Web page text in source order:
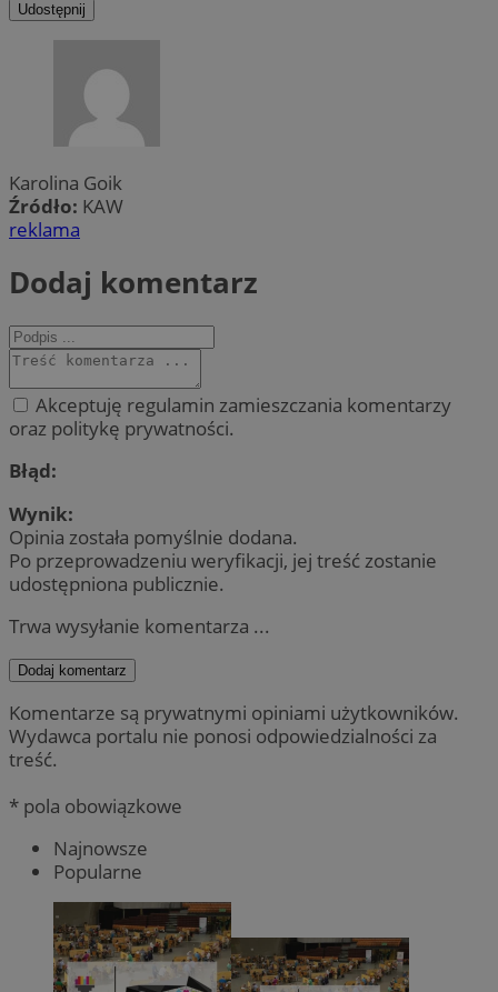
Udostępnij
Karolina Goik
Źródło: KAW
reklama
Dodaj komentarz
Akceptuję regulamin zamieszczania komentarzy
oraz politykę prywatności.
Błąd:
Wynik:
Opinia została pomyślnie dodana.
Po przeprowadzeniu weryfikacji, jej treść zostanie
udostępniona publicznie.
Trwa wysyłanie komentarza ...
Dodaj komentarz
Komentarze są prywatnymi opiniami użytkowników.
Wydawca portalu nie ponosi odpowiedzialności za
treść.
* pola obowiązkowe
Najnowsze
Popularne